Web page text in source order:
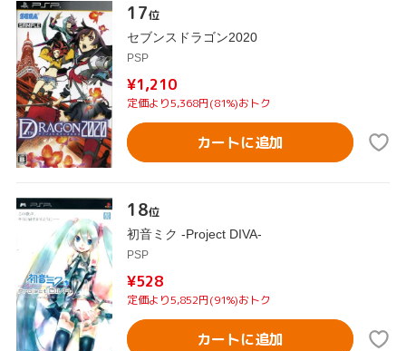
17位
セブンスドラゴン2020
PSP
¥1,210
定価より5,368円(81%)おトク
カートに追加
18位
初音ミク -Project DIVA-
PSP
¥528
定価より5,852円(91%)おトク
カートに追加